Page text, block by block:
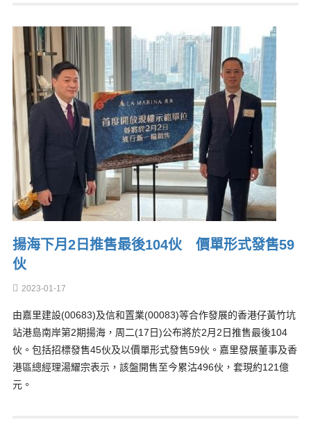
揚海下月2日推售最後104伙 價單形式發售59
伙
2023-01-17
由嘉里建設(00683)及信和置業(00083)等合作發展的香港仔黃竹坑
站港島南岸第2期揚海，周二(17日)公布將於2月2日推售最後104
伙。包括招標發售45伙及以價單形式發售59伙。嘉里發展董事及香
港區總經理湯耀宗表示，該盤開售至今累沽496伙，套現約121億
元。